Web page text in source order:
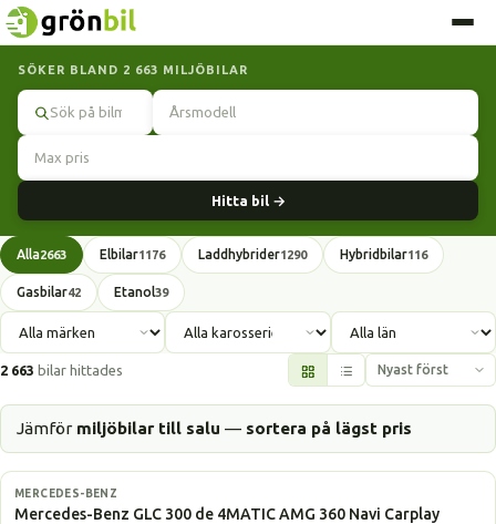
SÖKER BLAND 2 663 MILJÖBILAR
Hitta bil →
Alla2663 Elbilar1176 Laddhybrider1290 Hybridbilar116
Gasbilar42 Etanol39
2 663 bilar hittades
Jämför miljöbilar till salu — sortera på lägst pris
Laddhybrid
MERCEDES-BENZ
Mercedes-Benz GLC 300 de 4MATIC AMG 360 Navi Carplay